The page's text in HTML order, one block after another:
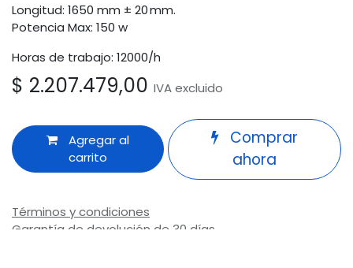
Longitud: 1650 mm ± 20 mm.
Potencia Max: 150 w
Horas de trabajo: 12000/h
$ 2.207.479,00 IVA excluido
Agregar al
carrito
Comprar
ahora
Términos y condiciones
Garantía de devolución de 30 días